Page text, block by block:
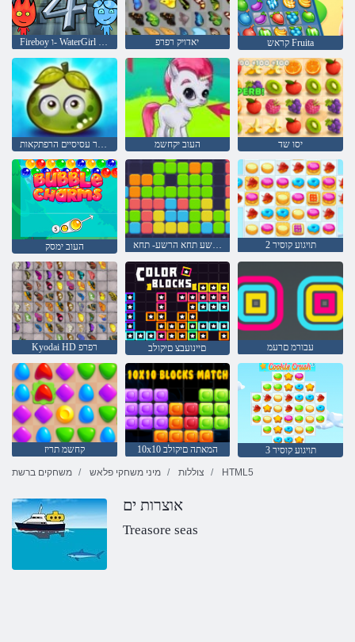
Fireboy ו- WaterGirl 4: Temple Crystal יאדויק רפרפ קראש Fruita
פירות יער עסיסיים הרפתקאות העוב יקחשמ יסו שד
העוב ימסק הרשע תחא הרשע- תחא 2 תויגוע קוסיר
Kyodai HD רפרפ םיינועבצ םיקולב עבורמ םרעמ
קחשמ תריז 10x10 המאתה םיקולב
3 תויגוע קוסיר
משחקים ברשת
מיני משחקי פלאש צוללות HTML5
אוצרות ים
Treasore seas